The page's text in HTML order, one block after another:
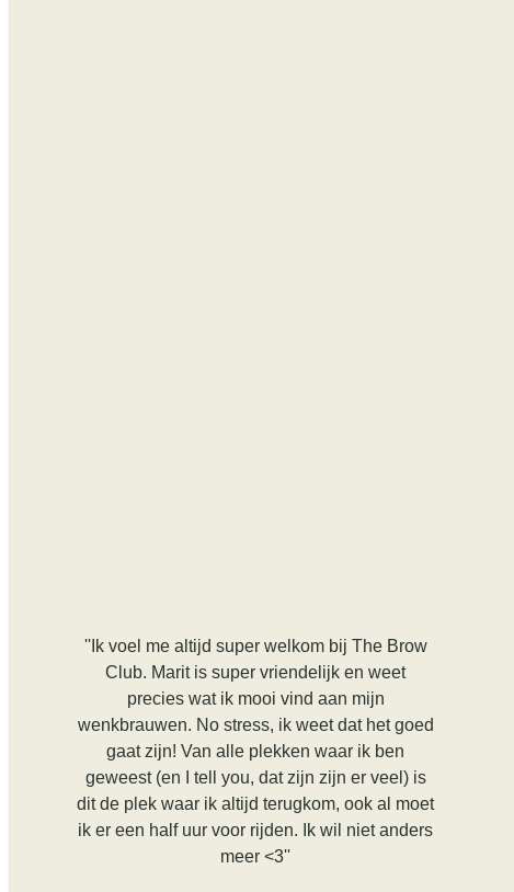
''Ik voel me altijd super welkom bij The Brow
Club. Marit is super vriendelijk en weet
precies wat ik mooi vind aan mijn
wenkbrauwen. No stress, ik weet dat het goed
gaat zijn! Van alle plekken waar ik ben
geweest (en I tell you, dat zijn zijn er veel) is
dit de plek waar ik altijd terugkom, ook al moet
ik er een half uur voor rijden. Ik wil niet anders
meer <3''